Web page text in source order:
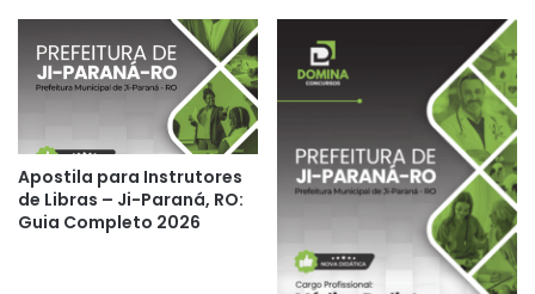
Apostila para Instrutores
de Libras – Ji-Paraná, RO:
Guia Completo 2026